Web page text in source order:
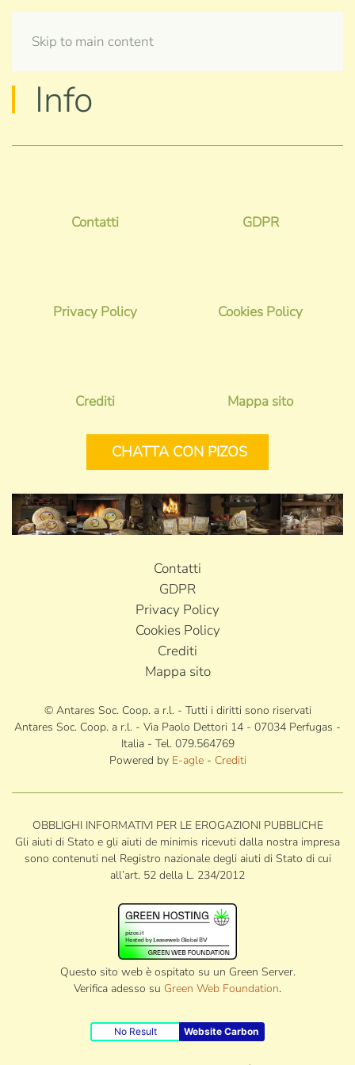
Skip to main content
Info
Contatti GDPR
Privacy Policy Cookies Policy
Crediti Mappa sito
CHATTA CON PIZOS
Contatti
GDPR
Privacy Policy
Cookies Policy
Crediti
Mappa sito
© Antares Soc. Coop. a r.l. - Tutti i diritti sono riservati
Antares Soc. Coop. a r.l. - Via Paolo Dettori 14 - 07034 Perfugas -
Italia - Tel. 079.564769
Powered by E-agle- Crediti
OBBLIGHI INFORMATIVI PER LE EROGAZIONI PUBBLICHE
Gli aiuti di Stato e gli aiuti de minimis ricevuti dalla nostra impresa
sono contenuti nel Registro nazionale degli aiuti di Stato di cui
all’art. 52 della L. 234/2012
Questo sito web è ospitato su un Green Server.
Verifica adesso su Green Web Foundation.
No Result Website Carbon